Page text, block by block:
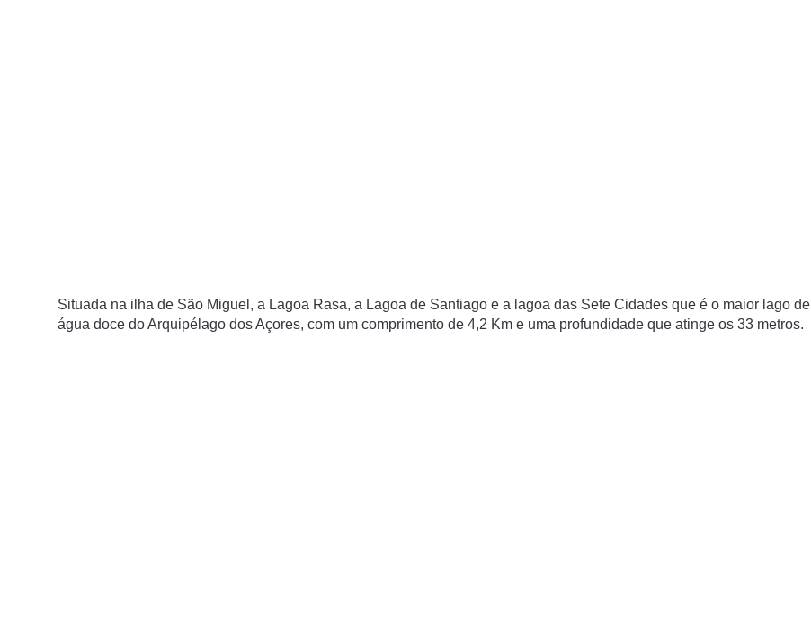
Situada na ilha de São Miguel, a Lagoa Rasa, a Lagoa de Santiago e a lagoa das Sete Cidades que é o maior lago de
água doce do Arquipélago dos Açores, com um comprimento de 4,2 Km e uma profundidade que atinge os 33 metros.